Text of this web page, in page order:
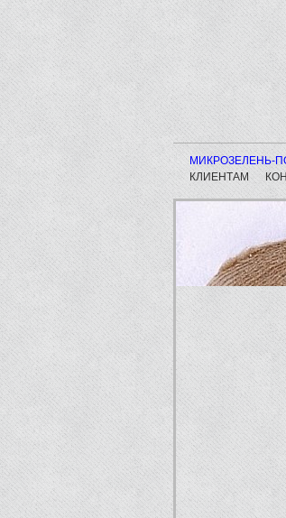
МИКРОЗЕЛЕНЬ-
КЛИЕНТАМ